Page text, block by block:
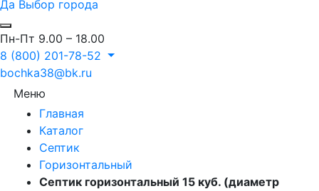
Да Выбор города
Пн-Пт 9.00 – 18.00
8 (800) 201-78-52
bochka38@bk.ru
Меню
Главная
Каталог
Септик
Горизонтальный
Септик горизонтальный 15 куб. (диаметр